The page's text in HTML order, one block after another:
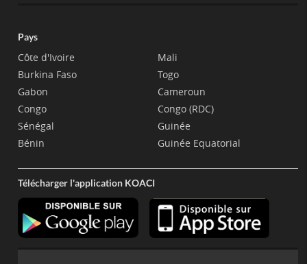
Pays
Côte d'Ivoire
Burkina Faso
Gabon
Congo
Sénégal
Bénin
Mali
Togo
Cameroun
Congo (RDC)
Guinée
Guinée Equatorial
Télécharger l'application KOACI